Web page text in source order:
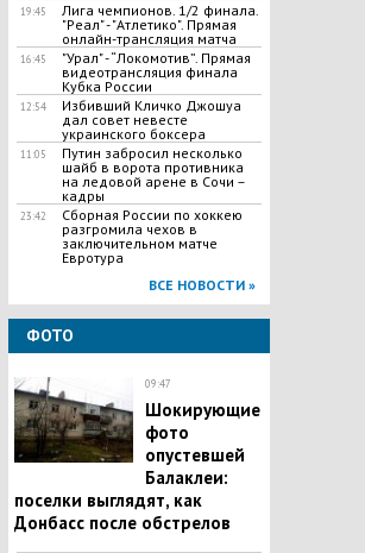
19:45
Лига чемпионов. 1/2 финала.
"Реал" - "Атлетико". Прямая
онлайн-трансляция матча
16:45
"Урал" - “Локомотив”. Прямая
видеотрансляция финала
Кубка России
12:54
Избивший Кличко Джошуа
дал совет невесте
украинского боксера
11:05
Путин забросил несколько
шайб в ворота противника
на ледовой арене в Сочи –
кадры
23:42
Сборная России по хоккею
разгромила чехов в
заключительном матче
Евротура
ВСЕ НОВОСТИ »
ФОТО
09:47
Шокирующие
фото
опустевшей
Балаклеи:
поселки выглядят, как
Донбасс после обстрелов